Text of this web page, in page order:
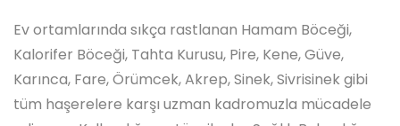
Ev ortamlarında sıkça rastlanan Hamam Böceği,
Kalorifer Böceği, Tahta Kurusu, Pire, Kene, Güve,
Karınca, Fare, Örümcek, Akrep, Sinek, Sivrisinek gibi
tüm haşerelere karşı uzman kadromuzla mücadele